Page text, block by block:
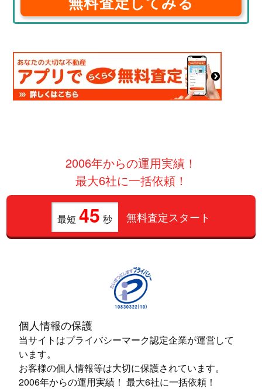
2006年からの運用実績！
最大6社に一括依頼！
最短 45 秒 無料査定スタート
個人情報の保護
当サイトはプライバシーマーク認定企業が運営して
います。
お客様の個人情報等は大切に保護されています。
2006年からの運用実績！ 最大6社に一括依頼！